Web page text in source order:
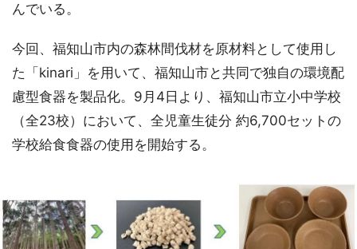
んでいる。
今回、福知山市内の森林間伐材を原材料として使用し
た「kinari」を用いて、福知山市と共同で独自の環境配
慮型食器を製品化。9月4日より、福知山市立小中学校
（全23校）において、全児童生徒分 約6,700セットの
学校給食食器の使用を開始する。